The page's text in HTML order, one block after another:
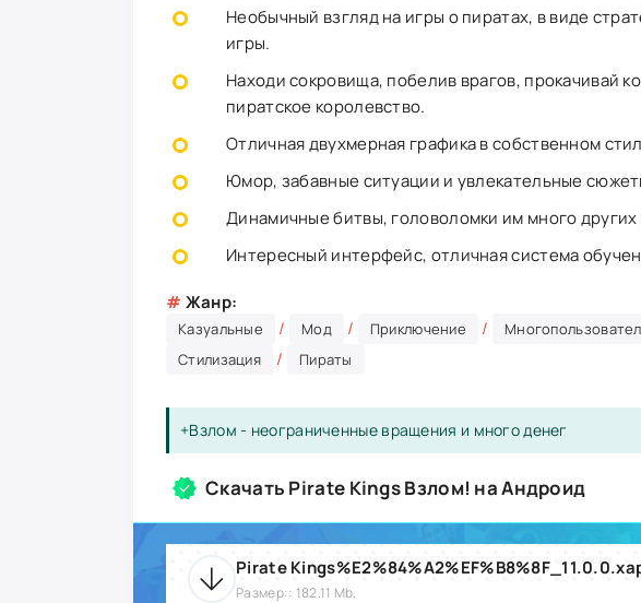
Необычный взгляд на игры о пиратах, в виде
игры.
Находи сокровища, побелив врагов, прокачивай
пиратское королевство.
Отличная двухмерная графика в собственном
Юмор, забавные ситуации и увлекательные
Динамичные битвы, головоломки им много других
Интересный интерфейс, отличная система
# Жанр:
Казуальные / Мод / Приключение /
Стилизация / Пираты
+Взлом - неограниченные вращения и много денег
Скачать Pirate Kings Взлом! на Андроид
Pirate
Размер:: 182.11 Mb,